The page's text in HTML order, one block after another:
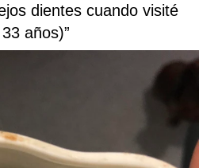
dientes cuando visité
años)”